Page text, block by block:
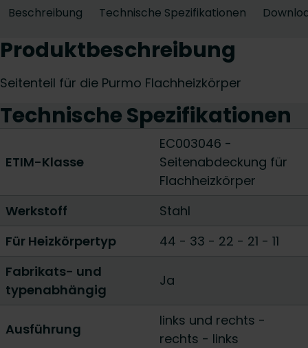
Beschreibung Technische Spezifikationen
Produktbeschreibung
Seitenteil für die Purmo Flachheizkörper
Technische Spezifikationen
ETIM-Klasse
EC003046 -
Seitenabdeckung für
Flachheizkörper
Werkstoff
Stahl
Für Heizkörpertyp
44 - 33 - 22 - 21 - 11
Fabrikats- und
typenabhängig
Ja
Ausführung
links und rechts -
rechts - links